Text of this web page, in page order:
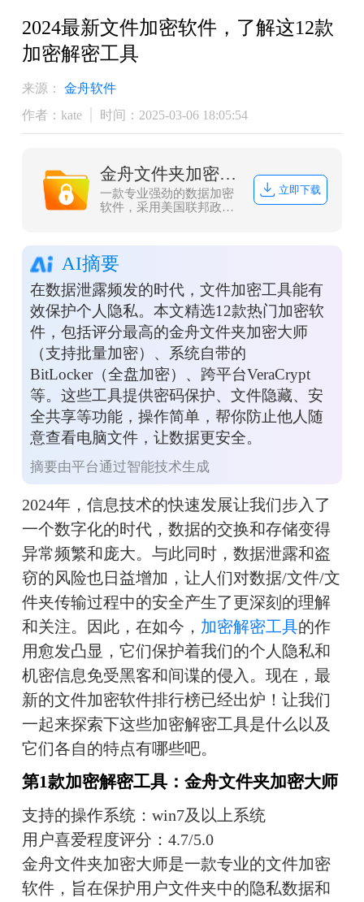
2024最新文件加密软件，了解这12款
加密解密工具
来源：
金舟软件
作者：kate
时间：2025-03-06 18:05:54
金舟文件夹加密大师
一款专业强劲的数据加密
软件，采用美国联邦政府
性高、资源消耗低，不仅
拥有文件（夹）加密、解
密、打开等功能，而且本
地加密/解密，更安全，更
高效，同时界面简洁，操
作方便，一用即会，让金
舟文件夹加密大师成为您
文件(夹)加密的好帮手！
立即下载
AI摘要
在数据泄露频发的时代，文件加密工具能有
效保护个人隐私。本文精选12款热门加密软
件，包括评分最高的金舟文件夹加密大师
（支持批量加密）、系统自带的
BitLocker（全盘加密）、跨平台VeraCrypt
等。这些工具提供密码保护、文件隐藏、安
全共享等功能，操作简单，帮你防止他人随
意查看电脑文件，让数据更安全。
摘要由平台通过智能技术生成
2024年，信息技术的快速发展让我们步入了
一个数字化的时代，数据的交换和存储变得
异常频繁和庞大。与此同时，数据泄露和盗
窃的风险也日益增加，让人们对数据/文件/文
件夹传输过程中的安全产生了更深刻的理解
和关注。因此，在如今， 加密解密工具的作
用愈发凸显，它们保护着我们的个人隐私和
机密信息免受黑客和间谍的侵入。现在，最
新的文件加密软件排行榜已经出炉！让我们
一起来探索下这些加密解密工具是什么以及
它们各自的特点有哪些吧。
第1款加密解密工具：金舟文件夹加密大师
支持的操作系统：win7及以上系统
用户喜爱程度评分：4.7/5.0
金舟文件夹加密大师是一款专业的文件加密
软件，旨在保护用户文件夹中的隐私数据和